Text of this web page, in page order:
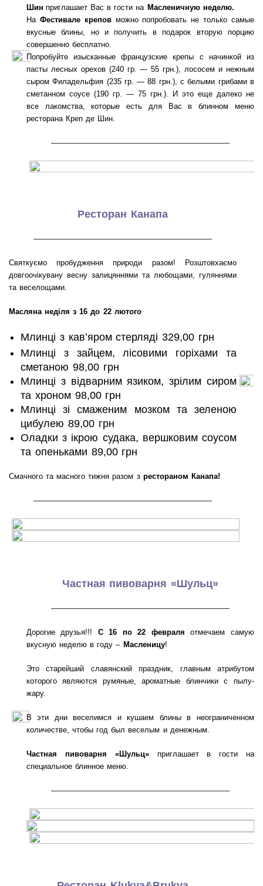
Шин приглашает Вас в гости на Масленичную неделю.
На Фестивале креповможно попробовать не только самые
вкусные блины, но и получить в подарок вторую порцию
совершенно бесплатно.
Попробуйте изысканные французские крепы с начинкой из
пасты лесных орехов (240 гр. — 55 грн.), лососем и нежным
сыром Филадельфия (235 гр. — 88 грн.), с белыми грибами в
сметанном соусе (190 гр. — 75 грн.). И это еще далеко не
все лакомства, которые есть для Вас в блинном меню
ресторана Креп де Шин.
———————————————————
Ресторан Канапа
———————————————————
Святкуємо пробудження природи разом! Розштовхаємо
довгоочікувану весну залицяннями та любощами, гуляннями
та веселощами.
Масляна неділя з 16 до 22 лютого
Млинці з кав’яром стерляді 329,00 грн
Млинці з зайцем, лісовими горіхами та
сметаною 98,00 грн
Млинці з відварним язиком, зрілим сиром
та хроном 98,00 грн
Млинці зі смаженим мозком та зеленою
цибулею 89,00 грн
Оладки з ікрою судака, вершковим соусом
та опеньками 89,00 грн
Смачного та масного тижня разом з рестораном Канапа!
———————————————————
Частная пивоварня «Шульц»
———————————————————
Дорогие друзья!!! С 16 по 22 февраля отмечаем самую
вкусную неделю в году – Масленицу!
Это старейший славянский праздник, главным атрибутом
которого являются румяные, ароматные блинчики с пылу-
жару.
В эти дни веселимся и кушаем блины в неограниченном
количестве, чтобы год был веселым и денежным.
Частная пивоварня «Шульц»приглашает в гости на
специальное блинное меню.
———————————————————